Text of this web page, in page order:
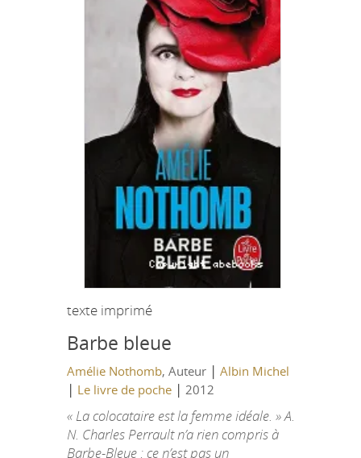
texte imprimé
Barbe bleue
Amélie Nothomb, Auteur | Albin Michel
| Le livre de poche| 2012
« La colocataire est la femme idéale. » A.
N. Charles Perrault n’a rien compris à
Barbe-Bleue : ce n’est pas un